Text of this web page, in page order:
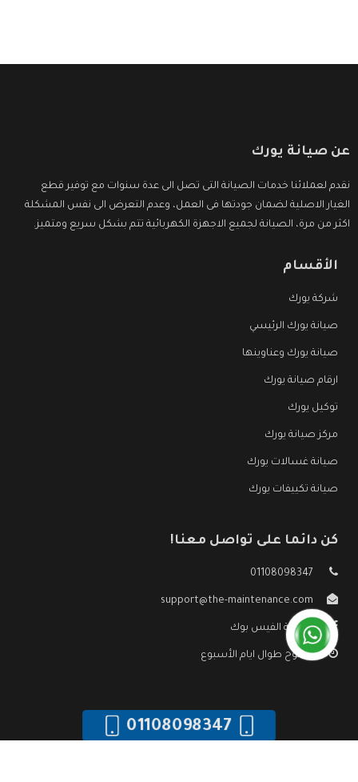
عن صيانة يورك
نقدم لعملائنا خدمات الصيانة التى تصل الى عدة سنوات مع توفير قطع
الغيار الاصلية لضمان جودتها فى العمل، وعدم التعرض الى نفس المشكلة
اكثر من مرة، الصيانة لجميع الاجهزة الكهربائية تتم بشكل سريع ومتميز.
الأقسام
شركة يورك
صيانة يورك الرئيسي
صيانة يورك وعناوينها
ارقام صيانة يورك
توكيل يورك
مركز صيانة يورك
صيانة غسالات يورك
صيانة تكييفات يورك
كن دائما على تواصل معنا!
01108098347
support@the-maintenance.com
صفحة الفيس بوك
مفتوح طوال ايام الأسبوع
01108098347